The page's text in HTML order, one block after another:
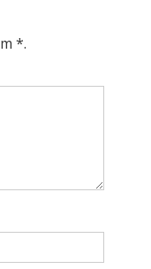
*.